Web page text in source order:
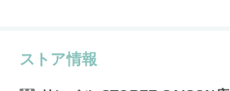
ストア情報